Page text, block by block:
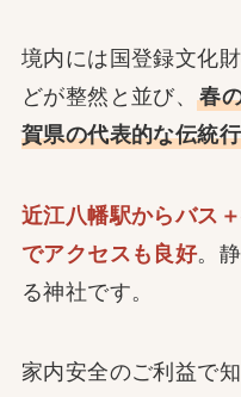
境内には国登録文化
どが整然と並び、春
賀県の代表的な伝統
近江八幡駅からバス
でアクセスも良好。
る神社です。
家内安全のご利益で